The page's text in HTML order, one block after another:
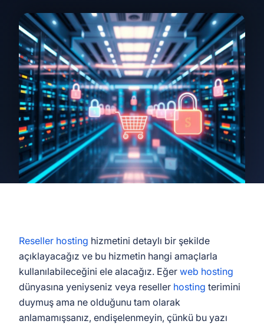
Reseller hosting hizmetini detaylı bir şekilde
açıklayacağız ve bu hizmetin hangi amaçlarla
kullanılabileceğini ele alacağız. Eğer web hosting
dünyasına yeniyseniz veya reseller hosting terimini
duymuş ama ne olduğunu tam olarak
anlamamışsanız, endişelenmeyin, çünkü bu yazı